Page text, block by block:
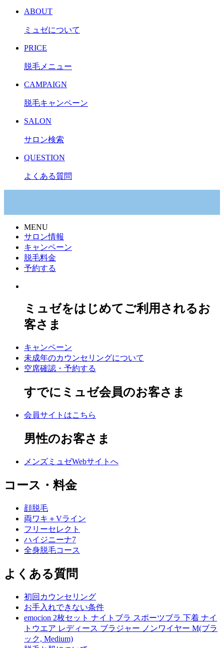
ABOUT
ミュゼについて
PRICE
脱毛メニュー
CAMPAIGN
脱毛キャンペーン
SALON
サロン検索
QUESTION
よくある質問
MENU
サロン情報
キャンペーン
脱毛料金
予約する
ミュゼをはじめてご利用されるお
客さま
キャンペーン
未成年のカウンセリングについて
空席確認・予約する
すでにミュゼ会員のお客さま
会員サイトはこちら
男性のお客さま
メンズミュゼWebサイトへ
コース・料金
顔脱毛
両ワキ＋Vライン
フリーセレクト
ハイジニーナ7
全身脱毛コース
よくある質問
初回カウンセリング
お手入れできない条件
emocion 2枚セット ナイトブラ スポーツブラ 下着 ナイ
トウエア レディース ブラジャー ノンワイヤー M(ブラ
ック, Medium)